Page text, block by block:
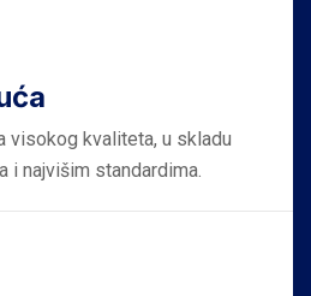
visokog kvaliteta, u skladu
i najvišim standardima.